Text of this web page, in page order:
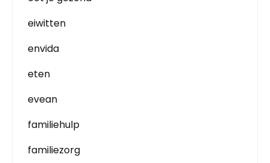
eiwitten
envida
eten
evean
familiehulp
familiezorg